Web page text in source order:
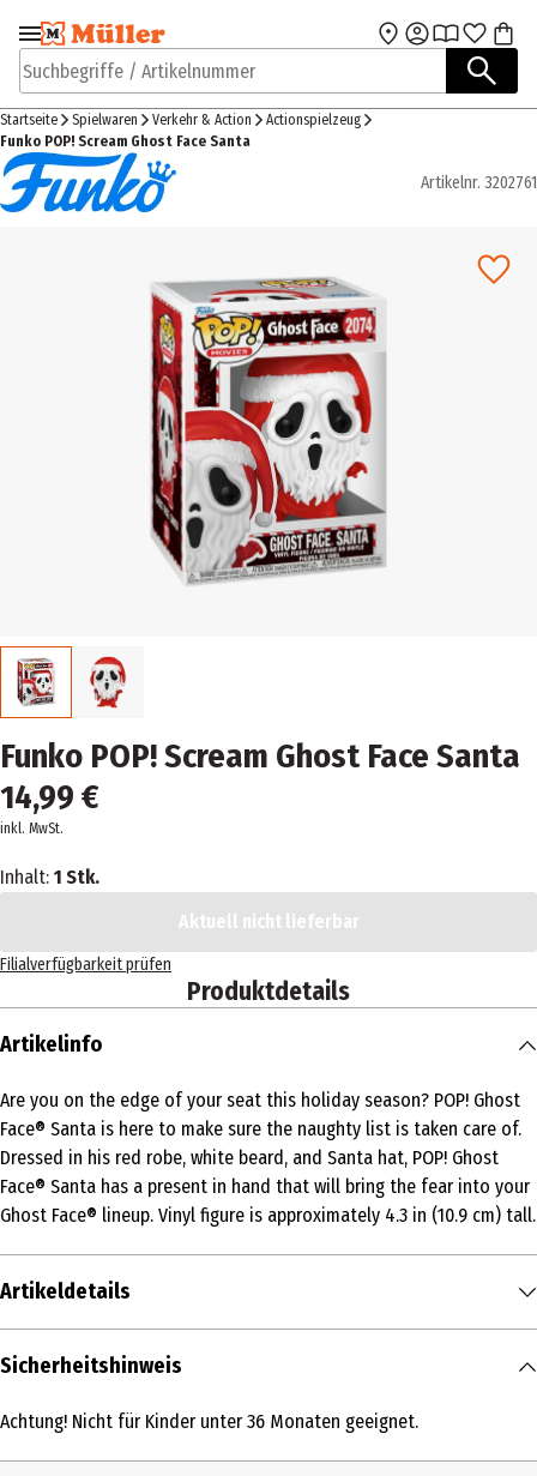
Zur Navigation
springen
Zum Hauptinhalt
Suchbegriffe / Artikelnummer
Startseite Spielwaren Verkehr & Action
Actionspielzeug
Funko POP! Scream Ghost Face Santa
Artikelnr. 3202761
Funko POP! Scream Ghost Face Santa
14,99 €
inkl. MwSt.
Inhalt: 1 Stk.
Aktuell nicht lieferbar
Filialverfügbarkeit prüfen
Produktdetails
Artikelinfo
Are you on the edge of your seat this holiday season? POP! Ghost
Face® Santa is here to make sure the naughty list is taken care of.
Dressed in his red robe, white beard, and Santa hat, POP! Ghost
Face® Santa has a present in hand that will bring the fear into your
Ghost Face® lineup. Vinyl figure is approximately 4.3 in (10.9 cm) tall.
Artikeldetails
Inhalt
Produkttyp
Sicherheitshinweis
Achtung! Nicht für Kinder unter 36 Monaten geeignet.